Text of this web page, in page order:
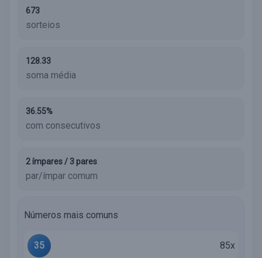
673
sorteios
128.33
soma média
36.55%
com consecutivos
2 ímpares / 3 pares
par/ímpar comum
Números mais comuns
35 85x